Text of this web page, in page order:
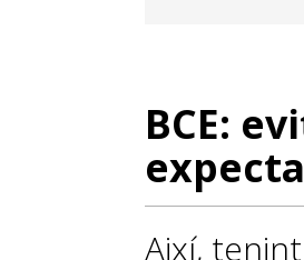
BCE:
Així,